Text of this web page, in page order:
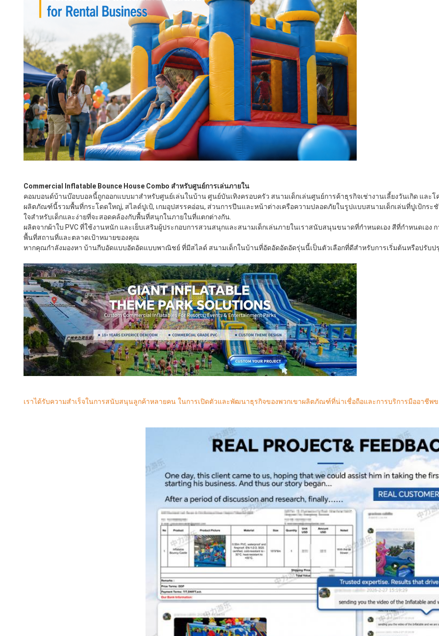
Commercial Inflatable Bounce House Combo สําหรับศูนย์การเล่นภายใน
คอมบอนด์บ้านบ๊อบบอลนี้ถูกออกแบบมาสําหรับศูนย์เล่นในบ้าน ศูนย์บันเทิงครอบครัว สนามเด็กเล่นศูนย์การค้าธุรกิจเช่างานเลี้ยงวันเกิด และโค
ผลิตภัณฑ์นี้รวมพื้นที่กระโดดใหญ่, สไลด์ปูเป้, เกมอุปสรรคอ่อน, ส่วนการปีนและหน้าต่างเครือความปลอดภัยในรูปแบบสนามเด็กเล่นที่ปูเป้กร
ใจสําหรับเด็กและง่ายที่จะสอดคล้องกับพื้นที่สนุกในภายในที่แตกต่างกัน.
ผลิตจากผ้าใบ PVC ที่ใช้งานหนัก และเย็บเสริมผู้ประกอบการสวนสนุกและสนามเด็กเล่นภายในเราสนับสนุนขนาดที่กําหนดเอง สีที่กําหนดเอง
พื้นที่สถานที่และตลาดเป้าหมายของคุณ
หากคุณกําลังมองหา บ้านกีบอัดแบบอัดอัดแบบพาณิชย์ ที่มีสไลด์ สนามเด็กในบ้านที่อัดอัดอัดอัดรุ่นนี้เป็นตัวเลือกที่ดีสําหรับการเริ่มต้นหรือปรับป
เราได้รับความสําเร็จในการสนับสนุนลูกค้าหลายคน ในการเปิดตัวและพัฒนาธุรกิจของพวกเขาผลิตภัณฑ์ที่น่าเชื่อถือและการบริการมืออาชีพข